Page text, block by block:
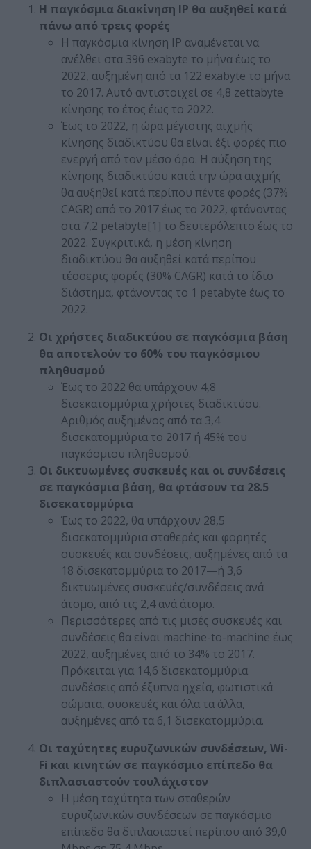
Η παγκόσμια διακίνηση IP θα αυξηθεί κατά
πάνω από τρεις φορές
Η παγκόσμια κίνηση IP αναμένεται να
ανέλθει στα 396 exabyte το μήνα έως το
2022, αυξημένη από τα 122 exabyte το μήνα
το 2017. Αυτό αντιστοιχεί σε 4,8 zettabyte
κίνησης το έτος έως το 2022.
Έως το 2022, η ώρα μέγιστης αιχμής
κίνησης διαδικτύου θα είναι έξι φορές πιο
ενεργή από τον μέσο όρο. Η αύξηση της
κίνησης διαδικτύου κατά την ώρα αιχμής
θα αυξηθεί κατά περίπου πέντε φορές (37%
CAGR) από το 2017 έως το 2022, φτάνοντας
στα 7,2 petabyte[1] το δευτερόλεπτο έως το
2022. Συγκριτικά, η μέση κίνηση
διαδικτύου θα αυξηθεί κατά περίπου
τέσσερις φορές (30% CAGR) κατά το ίδιο
διάστημα, φτάνοντας το 1 petabyte έως το
2022.
Οι χρήστες διαδικτύου σε παγκόσμια βάση
θα αποτελούν το 60% του παγκόσμιου
πληθυσμού
Έως το 2022 θα υπάρχουν 4,8
δισεκατομμύρια χρήστες διαδικτύου.
Αριθμός αυξημένος από τα 3,4
δισεκατομμύρια το 2017 ή 45% του
παγκόσμιου πληθυσμού.
Οι δικτυωμένες συσκευές και οι συνδέσεις
σε παγκόσμια βάση, θα φτάσουν τα 28.5
δισεκατομμύρια
Έως το 2022, θα υπάρχουν 28,5
δισεκατομμύρια σταθερές και φορητές
συσκευές και συνδέσεις, αυξημένες από τα
18 δισεκατομμύρια το 2017—ή 3,6
δικτυωμένες συσκευές/συνδέσεις ανά
άτομο, από τις 2,4 ανά άτομο.
Περισσότερες από τις μισές συσκευές και
συνδέσεις θα είναι machine-to-machine έως
2022, αυξημένες από το 34% το 2017.
Πρόκειται για 14,6 δισεκατομμύρια
συνδέσεις από έξυπνα ηχεία, φωτιστικά
σώματα, συσκευές και όλα τα άλλα,
αυξημένες από τα 6,1 δισεκατομμύρια.
Οι ταχύτητες ευρυζωνικών συνδέσεων, Wi-
Fi και κινητών σε παγκόσμιο επίπεδο θα
διπλασιαστούν τουλάχιστον
Η μέση ταχύτητα των σταθερών
ευρυζωνικών συνδέσεων σε παγκόσμιο
επίπεδο θα διπλασιαστεί περίπου από 39,0